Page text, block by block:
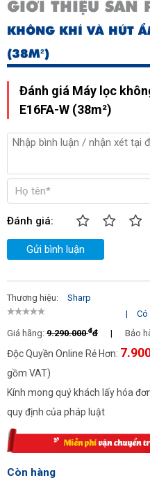
GIỚI THIỆU SẢN
KHÔNG KHÍ VÀ HÚT
(38M²)
Đánh giá Máy lọc
E16FA-W (38m²)
Đánh giá:
Gửi bình luận
Thương hiệu:
Sharp
|
Có
Giá hãng: 9.290.000đđ | Bảo
Độc Quyền Online Rẻ Hơn:
gồm VAT)
Kính mong quý khách lấy hóa
quy định của pháp luật
Còn hàng